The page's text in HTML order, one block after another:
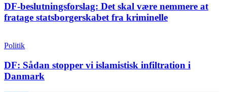
DF-beslutningsforslag: Det skal være nemmere at
fratage statsborgerskabet fra kriminelle
Politik
DF: Sådan stopper vi islamistisk infiltration i
Danmark